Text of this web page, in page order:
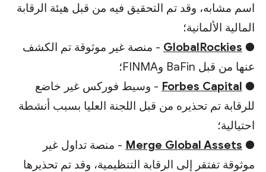
اسم مشابه، وقد تم التحقيق فيه من قبل هيئة الرقابة
المالية الألمانية؛
●
GlobalRockies - منصة غير موثوقة تم الكشف
عنها من قبل BaFin وFINMA؛
●
Forbes Capital - وسيط فوركس غير خاضع
للرقابة تم تحذيره من قبل اللجنة العليا بسبب أنشطة
احتيالية؛
●
Merge Global Assets - منصة تداول غير
موثوقة تفتقر إلى الرقابة التنظيمية، وقد تم تحذيرها